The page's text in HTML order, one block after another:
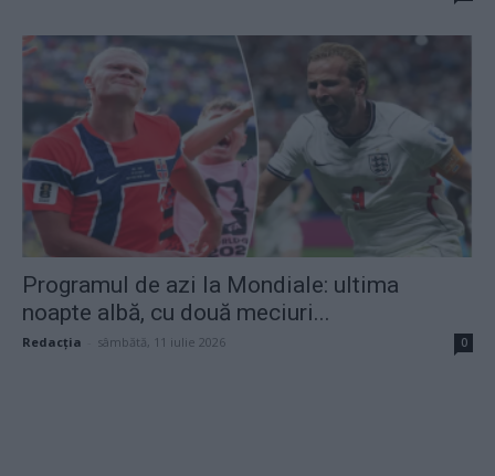
Programul de azi la Mondiale: ultima
noapte albă, cu două meciuri...
Redacţia sâmbătă, 11 iulie 2026 0